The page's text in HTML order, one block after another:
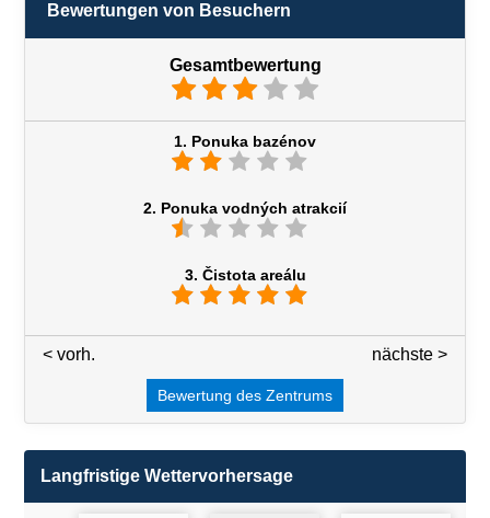
Bewertungen von Besuchern
Gesamtbewertung
1. Ponuka bazénov
2. Ponuka vodných atrakcií
3. Čistota areálu
nächste >
< vorh.
Bewertung des Zentrums
Langfristige Wettervorhersage